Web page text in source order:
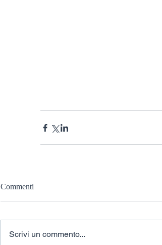
Commenti
Scrivi un commento...